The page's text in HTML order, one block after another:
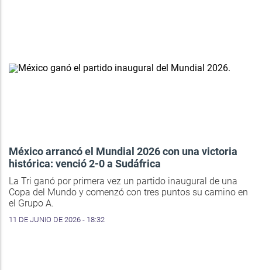
México arrancó el Mundial 2026 con una victoria
histórica: venció 2-0 a Sudáfrica
La Tri ganó por primera vez un partido inaugural de una
Copa del Mundo y comenzó con tres puntos su camino en
el Grupo A.
11 DE JUNIO DE 2026 - 18:32